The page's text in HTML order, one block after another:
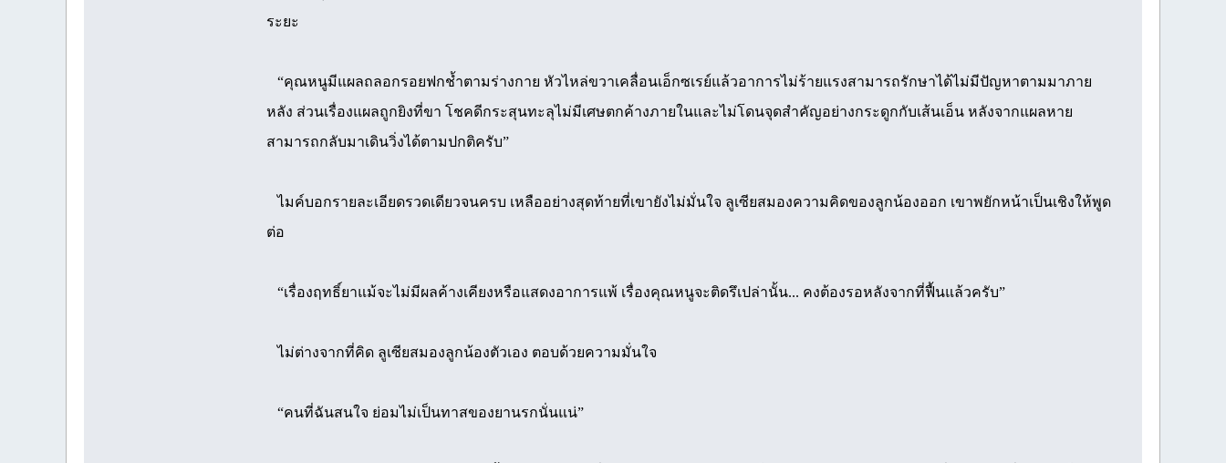
ระยะ
“คุณหนูมีแผลถลอกรอยฟกช้ำตามร่างกาย หัวไหล่ขวาเคลื่อนเอ็กซเรย์แล้วอาการไม่ร้ายแรงสามารถรักษาได้ไม่มีปัญหาตามมาภาย
หลัง ส่วนเรื่องแผลถูกยิงที่ขา โชคดีกระสุนทะลุไม่มีเศษตกค้างภายในและไม่โดนจุดสำคัญอย่างกระดูกกับเส้นเอ็น หลังจากแผลหาย
สามารถกลับมาเดินวิ่งได้ตามปกติครับ”
ไมค์บอกรายละเอียดรวดเดียวจนครบ เหลืออย่างสุดท้ายที่เขายังไม่มั่นใจ ลูเซียสมองความคิดของลูกน้องออก เขาพยักหน้าเป็นเชิงให้พูด
ต่อ
“เรื่องฤทธิ์ยาแม้จะไม่มีผลค้างเคียงหรือแสดงอาการแพ้ เรื่องคุณหนูจะติดรึเปล่านั้น... คงต้องรอหลังจากที่ฟื้นแล้วครับ”
ไม่ต่างจากที่คิด ลูเซียสมองลูกน้องตัวเอง ตอบด้วยความมั่นใจ
“คนที่ฉันสนใจ ย่อมไม่เป็นทาสของยานรกนั่นแน่”